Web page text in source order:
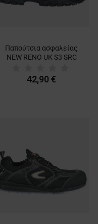
Παπούτσια ασφαλείας
NEW RENO UK S3 SRC
42,90 €